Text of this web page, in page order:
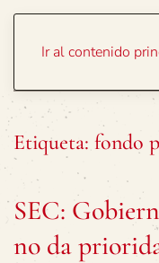
Ir al contenido
Etiqueta: fondo
SEC:
no da